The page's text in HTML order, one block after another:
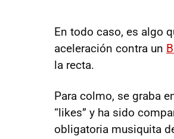
En todo caso, es algo
aceleración contra un
la recta.
Para colmo, se graba
“likes” y ha sido
obligatoria musiquita